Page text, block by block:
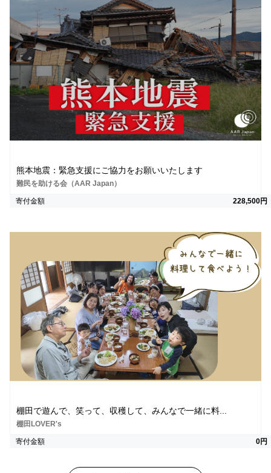
熊本地震：緊急支援にご協力をお願いいたします
難民を助ける会（AAR Japan）
寄付金額 228,500円
棚田で遊んで、笑って、収穫して、みんなで一緒に料...
棚田LOVER's
寄付金額 0円